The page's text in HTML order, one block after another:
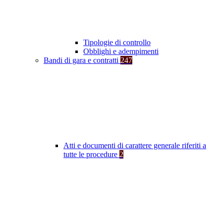
Tipologie di controllo
Obblighi e adempimenti
Bandi di gara e contratti 247
Atti e documenti di carattere generale riferiti a
tutte le procedure 2